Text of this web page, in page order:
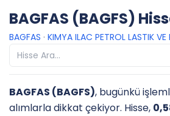
BAGFAS (BAGFS)
BAGFAS · KIMYA ILAC PETROL LASTIK VE
BAGFAS (BAGFS), bugünkü
alımlarla dikkat çekiyor. Hisse,